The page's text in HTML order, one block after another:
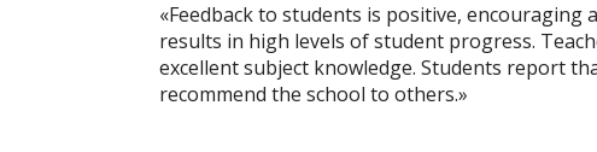
«Feedback to students is positive, encouraging
results in high levels of student progress.
excellent subject knowledge. Students report
recommend the school to others.»